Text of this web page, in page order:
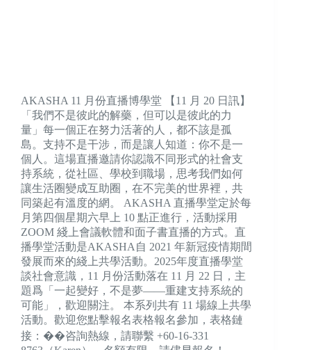
AKASHA 11 月份直播博學堂 【11 月 20 日訊】
「我們不是彼此的解藥，但可以是彼此的力
量」每一個正在努力活著的人，都不該是孤
島。支持不是干涉，而是讓人知道：你不是一
個人。這場直播邀請你認識不同形式的社會支
持系統，從社區、學校到職場，思考我們如何
讓生活圈變成互助圈，在不完美的世界裡，共
同築起有溫度的網。 AKASHA 直播學堂定於每
月第四個星期六早上 10 點正進行，活動採用
ZOOM 綫上會議軟體和面子書直播的方式。直
播學堂活動是AKASHA自 2021 年新冠疫情期間
發展而來的綫上共學活動。2025年度直播學堂
談社會意識，11 月份活動落在 11 月 22 日，主
題爲「一起變好，不是夢——重建支持系統的
可能」，歡迎關注。 本系列共有 11 場線上共學
活動。歡迎您點擊報名表格報名參加，表格鏈
接：��咨詢熱線，請聯繫 +60-16-331